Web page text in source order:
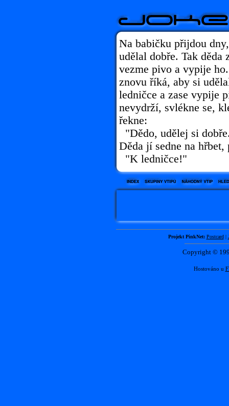
Na babičku přijdou
udělal dobře. Tak
vezme pivo a vypije
znovu říká, aby si
ledničce a zase vypije
nevydrží, svlékne se,
řekne:
"Dědo, udělej si
Děda jí sedne na
"K ledničce!"
Projekt PinkNet: Postcard|
Copyright ©
Hostováno u